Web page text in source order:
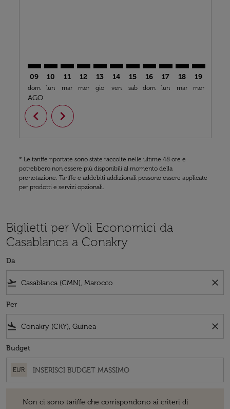
09
dom
AGO
10
lun
11
mar
12
mer
13
gio
14
ven
15
sab
16
dom
17
lun
18
mar
19
mer
chevron_left chevron_right
* Le tariffe riportate sono state raccolte nelle ultime 48 ore e
potrebbero non essere più disponibili al momento della
prenotazione. Tariffe e addebiti addizionali possono essere applicate
per prodotti e servizi opzionali.
Biglietti per Voli Economici da
Casablanca a Conakry
Da
flight_takeoff close
Per
flight_land close
Budget
EUR
Non ci sono tariffe che corrispondono ai criteri di